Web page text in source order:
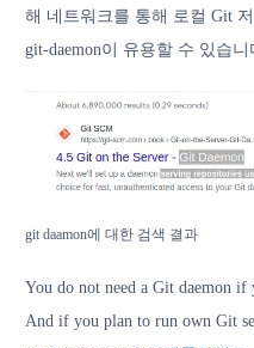
해 네트워크를 통해 로컬 Git
git-daemon이 유용할 수 있습니
git daamon에 대한 검색 결과
You do not need a Git daemon if
And if you plan to run own Git